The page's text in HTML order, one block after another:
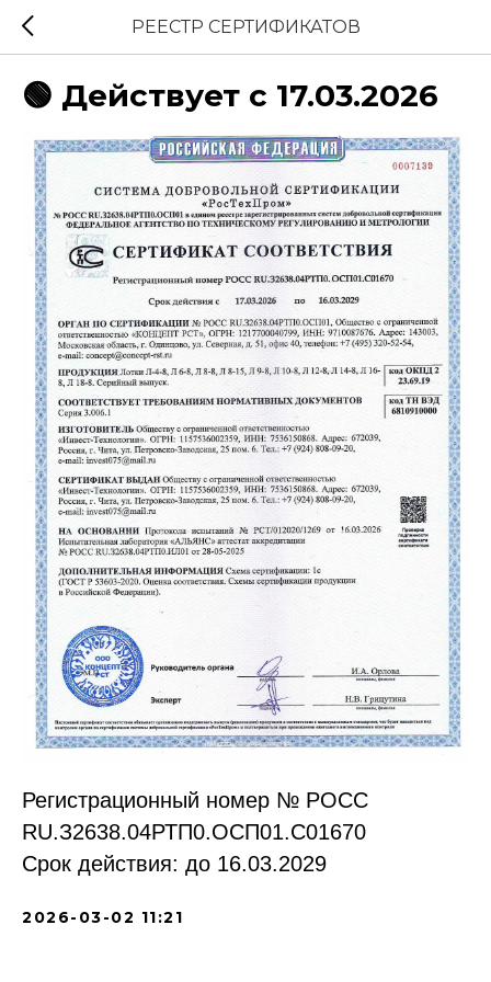
РЕЕСТР СЕРТИФИКАТОВ
🟢 Действует с 17.03.2026
Регистрационный номер № РОСС
RU.З2638.04РТП0.OCП01.С01670
Срок действия: до 16.03.2029
2026-03-02 11:21